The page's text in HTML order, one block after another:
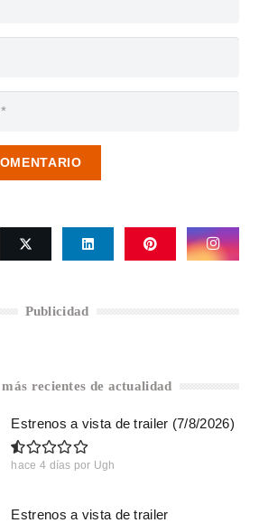
Publicidad
recientes de actualidad
Estrenos a vista de trailer (7/8/2026)
hace 4 días por Ugh
Estrenos a vista de trailer